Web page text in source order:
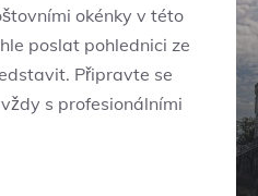
okénky v této⁣
poslat⁣ pohlednici ze
Připravte se
s profesionálními